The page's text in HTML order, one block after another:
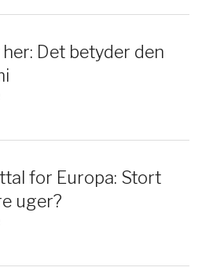
Det betyder den
for Europa: Stort
uger?